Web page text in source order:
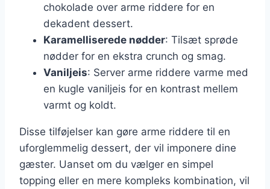
chokolade over arme riddere for en
dekadent dessert.
Karamelliserede nødder: Tilsæt sprøde
nødder for en ekstra crunch og smag.
Vaniljeis: Server arme riddere varme med
en kugle vaniljeis for en kontrast mellem
varmt og koldt.
Disse tilføjelser kan gøre arme riddere til en
uforglemmelig dessert, der vil imponere dine
gæster. Uanset om du vælger en simpel
topping eller en mere kompleks kombination, vil